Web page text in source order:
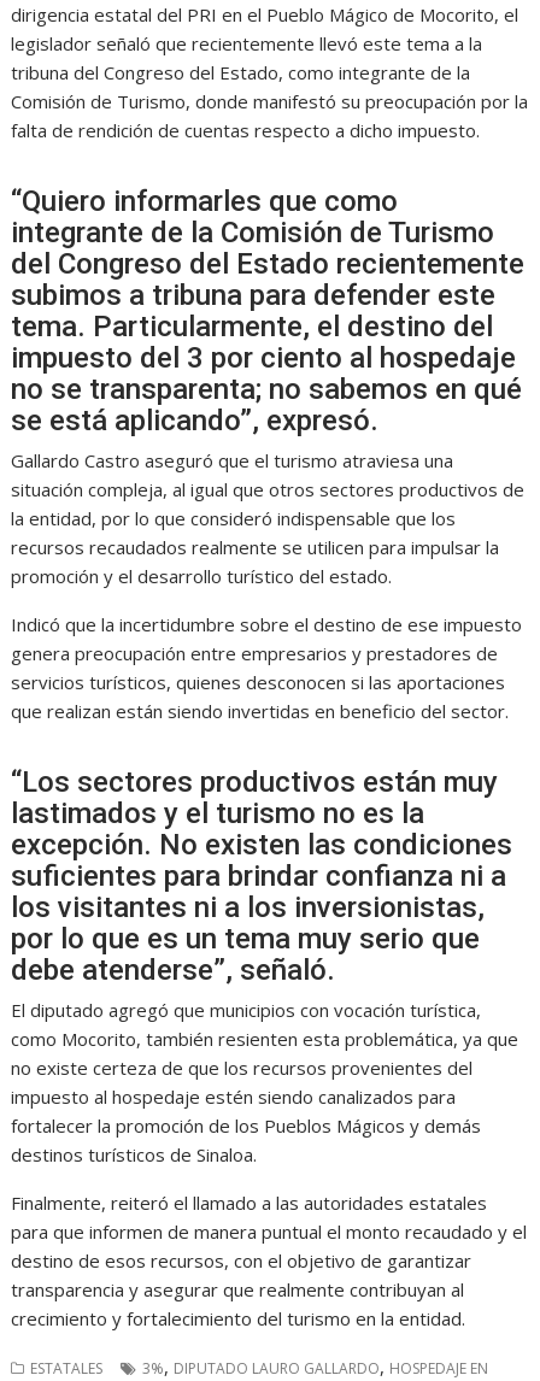
dirigencia estatal del PRI en el Pueblo Mágico de Mocorito, el
legislador señaló que recientemente llevó este tema a la
tribuna del Congreso del Estado, como integrante de la
Comisión de Turismo, donde manifestó su preocupación por la
falta de rendición de cuentas respecto a dicho impuesto.
“Quiero informarles que como
integrante de la Comisión de Turismo
del Congreso del Estado recientemente
subimos a tribuna para defender este
tema. Particularmente, el destino del
impuesto del 3 por ciento al hospedaje
no se transparenta; no sabemos en qué
se está aplicando”, expresó.
Gallardo Castro aseguró que el turismo atraviesa una
situación compleja, al igual que otros sectores productivos de
la entidad, por lo que consideró indispensable que los
recursos recaudados realmente se utilicen para impulsar la
promoción y el desarrollo turístico del estado.
Indicó que la incertidumbre sobre el destino de ese impuesto
genera preocupación entre empresarios y prestadores de
servicios turísticos, quienes desconocen si las aportaciones
que realizan están siendo invertidas en beneficio del sector.
“Los sectores productivos están muy
lastimados y el turismo no es la
excepción. No existen las condiciones
suficientes para brindar confianza ni a
los visitantes ni a los inversionistas,
por lo que es un tema muy serio que
debe atenderse”, señaló.
El diputado agregó que municipios con vocación turística,
como Mocorito, también resienten esta problemática, ya que
no existe certeza de que los recursos provenientes del
impuesto al hospedaje estén siendo canalizados para
fortalecer la promoción de los Pueblos Mágicos y demás
destinos turísticos de Sinaloa.
Finalmente, reiteró el llamado a las autoridades estatales
para que informen de manera puntual el monto recaudado y el
destino de esos recursos, con el objetivo de garantizar
transparencia y asegurar que realmente contribuyan al
crecimiento y fortalecimiento del turismo en la entidad.
ESTATALES 3%, DIPUTADO LAURO GALLARDO, HOSPEDAJE EN